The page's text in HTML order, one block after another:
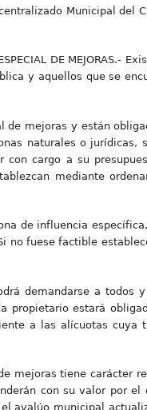
Municipal del
DE MEJORAS.-
y aquellos que se
de mejoras y están
naturales o jurídicas,
con cargo a su
mediante
de influencia
no fuese factible
demandarse a todos
propietario estará
a las alícuotas cuya
mejoras tiene carácter
con su valor por el
avalúo municipal